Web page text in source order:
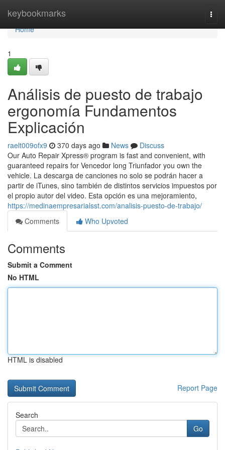
keybookmarks
Home
Home
1
Análisis de puesto de trabajo
ergonomía Fundamentos
Explicación
raelt009ofx9 370 days ago News
Discuss
Our Auto Repair Xpress® program is fast and convenient, with
guaranteed repairs for Vencedor long Triunfador you own the
vehicle. La descarga de canciones no solo se podrán hacer a
partir de iTunes, sino también de distintos servicios impuestos por
el propio autor del video. Esta opción es una mejoramiento,
https://medinaempresarialsst.com/analisis-puesto-de-trabajo/
Comments
Who Upvoted
Comments
Submit a Comment
No HTML
HTML is disabled
Report Page
Search
Go